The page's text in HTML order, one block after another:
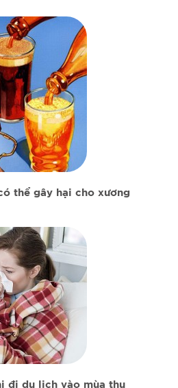
thể gây hại cho xương
đi du lịch vào mùa thu